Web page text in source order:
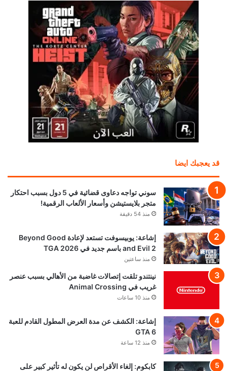
قد يعجبك ايضا
سوني تواجه دعاوى قضائية في 5 دول بسبب احتكار
متجر بلايستيشن وأسعار الألعاب الرقمية!
منذ 54 دقيقة
إشاعة: يوبيسوفت تستعد لإعادة Beyond Good
and Evil 2 باسم جديد في TGA 2026
منذ ساعتين
نينتندو تلقت إتصالات غاضبة من الأهالي بسبب عنصر
غريب في Animal Crossing
منذ 10 ساعات
إشاعة: الكشف عن مدة العرض المطول القادم للعبة
GTA 6
منذ 12 ساعة
كابكوم: إلغاء الأقراص لن يكون له تأثير كبير على